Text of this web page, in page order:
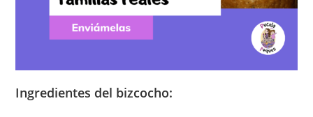
Ingredientes del bizcocho: